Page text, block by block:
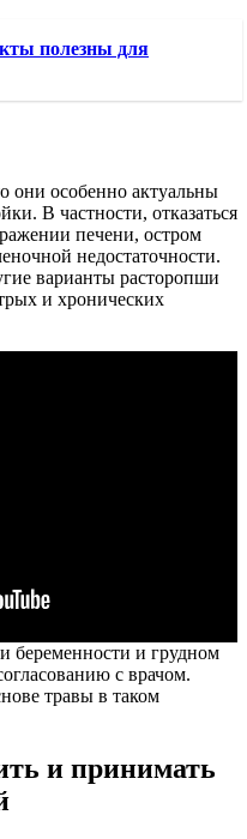
полезны для
они особенно актуальны
В частности, отказаться
печени, остром
недостаточности.
варианты расторопши
и хронических
беременности и грудном
с врачом.
травы в таком
и принимать